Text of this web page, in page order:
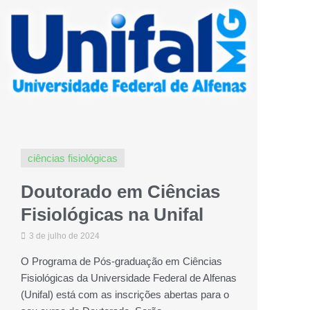
ciências fisiológicas
Doutorado em Ciências
Fisiológicas na Unifal
3 de julho de 2024
O Programa de Pós-graduação em Ciências
Fisiológicas da Universidade Federal de Alfenas
(Unifal) está com as inscrições abertas para o